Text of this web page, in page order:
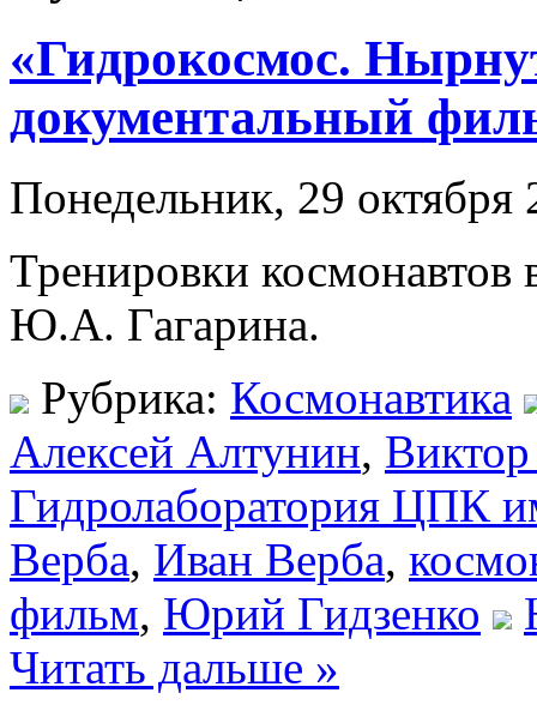
«Гидрокосмос.
документальный
Понедельник, 29 октября
Тренировки
Ю.А. Гагарина.
Рубрика: Космонавтика
Алексей Алтунин,
Гидролаборатория ЦПК
Верба, Иван Верба,
фильм, Юрий Гидзенко
Читать дальше »